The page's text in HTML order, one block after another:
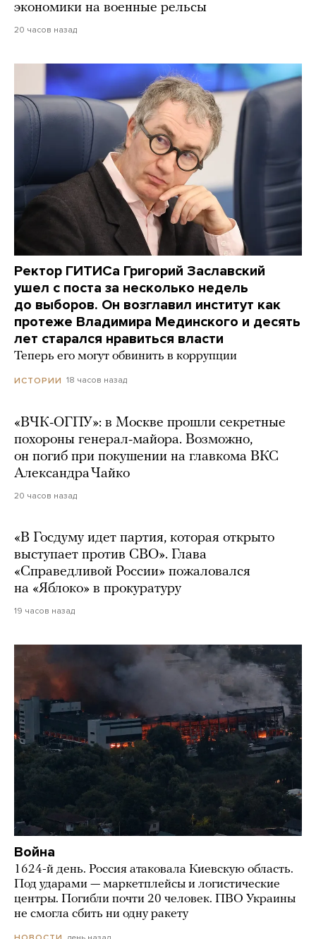
экономики на военные рельсы
20 часов назад
Ректор ГИТИСа Григорий Заславский
ушел с поста за несколько недель
до выборов. Он возглавил институт как
протеже Владимира Мединского и десять
лет старался нравиться власти
Теперь его могут обвинить в коррупции
ИСТОРИИ 18 часов назад
«ВЧК-ОГПУ»: в Москве прошли секретные
похороны генерал-майора. Возможно,
он погиб при покушении на главкома ВКС
Александра Чайко
20 часов назад
«В Госдуму идет партия, которая открыто
выступает против СВО». Глава
«Справедливой России» пожаловался
на «Яблоко» в прокуратуру
19 часов назад
Война
1624-й день. Россия атаковала Киевскую область.
Под ударами — маркетплейсы и логистические
центры. Погибли почти 20 человек. ПВО Украины
не смогла сбить ни одну ракету